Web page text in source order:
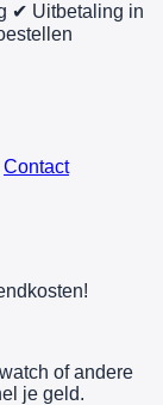
✔ Uitbetaling in
Contact
of andere
je geld.